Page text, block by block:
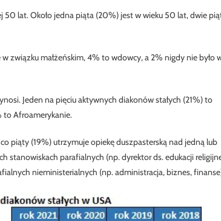
lat. Około jedna piąta (20%) jest w wieku 50 lat, dwie
związku małżeńskim, 4% to wdowcy, a 2% nigdy nie było
Jeden na pięciu aktywnych diakonów stałych (21%) to
to Afroamerykanie.
piąty (19%) utrzymuje opiekę duszpasterską nad jedną lub
stanowiskach parafialnych (np. dyrektor ds. edukacji
nieministerialnych (np. administracja, biznes,